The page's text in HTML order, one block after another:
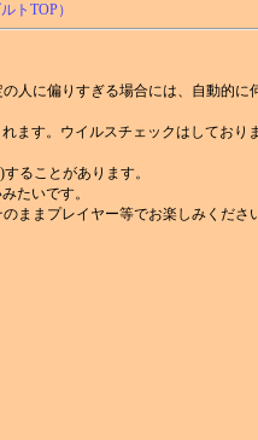
人に偏りすぎる場合には、自動的に
ます。ウイルスチェックはしており
ることがあります。
たいです。
ままプレイヤー等でお楽しみくださ